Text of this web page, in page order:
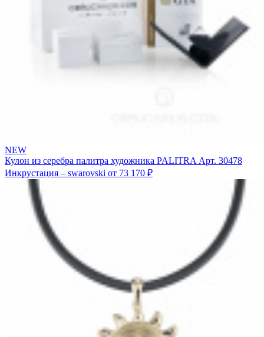
NEW
Кулон из серебра палитра художника PALITRA Арт. 30478
Инкрустация – swarovski от 73 170 ₽